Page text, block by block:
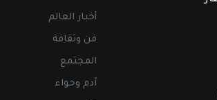
أخبار العالم
فن وثقافة
المجتمع
آدم وحواء